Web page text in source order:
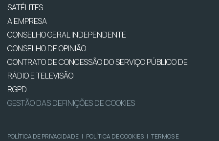
SATÉLITES
A EMPRESA
CONSELHO GERAL INDEPENDENTE
CONSELHO DE OPINIÃO
CONTRATO DE CONCESSÃO DO SERVIÇO PÚBLICO DE
RÁDIO E TELEVISÃO
RGPD
GESTÃO DAS DEFINIÇÕES DE COOKIES
POLÍTICA DE PRIVACIDADE | POLÍTICA DE COOKIES | TERMOS E